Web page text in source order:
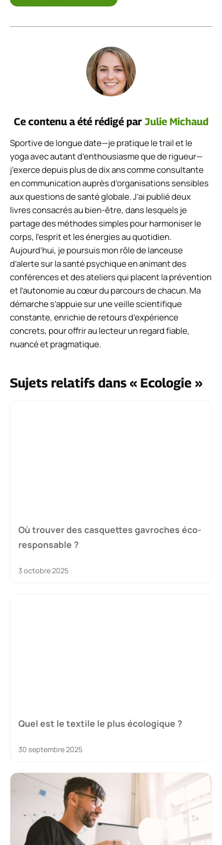
Ce contenu a été rédigé par Julie Michaud
Sportive de longue date—je pratique le trail et le
yoga avec autant d’enthousiasme que de rigueur—
j’exerce depuis plus de dix ans comme consultante
en communication auprès d’organisations sensibles
aux questions de santé globale. J’ai publié deux
livres consacrés au bien-être, dans lesquels je
partage des méthodes simples pour harmoniser le
corps, l’esprit et les énergies au quotidien.
Aujourd’hui, je poursuis mon rôle de lanceuse
d’alerte sur la santé psychique en animant des
conférences et des ateliers qui placent la prévention
et l’autonomie au cœur du parcours de chacun. Ma
démarche s’appuie sur une veille scientifique
constante, enrichie de retours d’expérience
concrets, pour offrir au lecteur un regard fiable,
nuancé et pragmatique.
Sujets relatifs dans « Ecologie »
Où trouver des casquettes gavroches éco-
responsable ?
3 octobre 2025
Quel est le textile le plus écologique ?
30 septembre 2025